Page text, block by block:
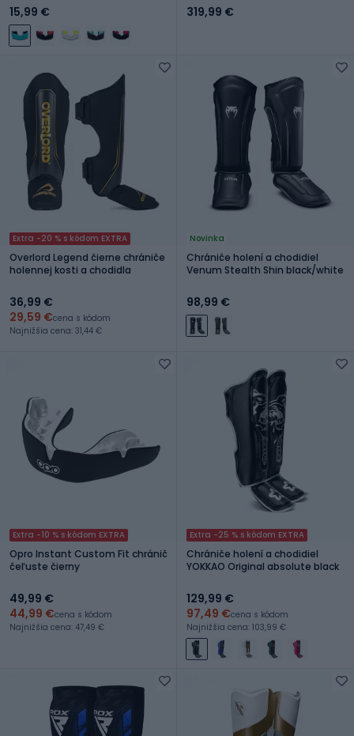
15,99 € 319,99 €
Extra -20 % s kódom EXTRA
Overlord Legend čierne chrániče
holennej kosti a chodidla
36,99 €
29,59 €cena s kódom
Najnižšia cena: 31,44 €
Novinka
Chrániče holení a chodidiel
Venum Stealth Shin black/white
98,99 €
Extra -10 % s kódom EXTRA
Opro Instant Custom Fit chránič
čeľuste čierny
49,99 €
44,99 €cena s kódom
Najnižšia cena: 47,49 €
Extra -25 % s kódom EXTRA
Chrániče holení a chodidiel
YOKKAO Original absolute black
129,99 €
97,49 €cena s kódom
Najnižšia cena: 103,99 €